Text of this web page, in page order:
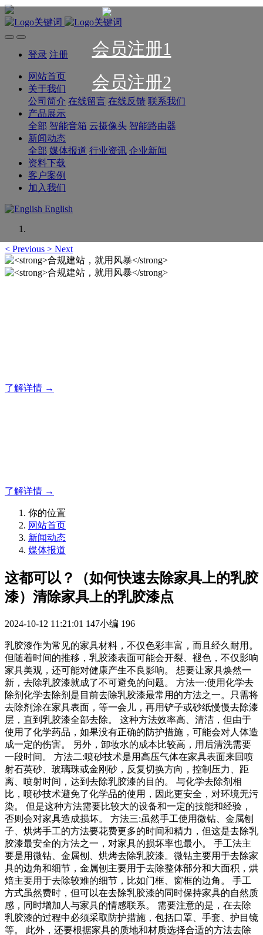
会员注册1
会员注册2
登录 注册
网站首页
关于我们
公司简介 在线留言 在线反馈 联系我们
产品展示
全部 智能音箱 云摄像头 智能路由器
新闻动态
全部 媒体报道 行业资讯 企业新闻
资料下载
客户案例
加入我们
English
< Previous > Next
了解详情 →
了解详情 →
你的位置
网站首页
新闻动态
媒体报道
这都可以？（如何快速去除家具上的乳胶
漆）清除家具上的乳胶漆点
2024-10-12 11:21:01 147小编 196
乳胶漆作为常见的家具材料，不仅色彩丰富，而且经久耐用。
但随着时间的推移，乳胶漆表面可能会开裂、褪色，不仅影响
家具美观，还可能对健康产生不良影响。 想要让家具焕然一
新，去除乳胶漆就成了不可避免的问题。 方法一:使用化学去
除剂化学去除剂是目前去除乳胶漆最常用的方法之一。只需将
去除剂涂在家具表面，等一会儿，再用铲子或砂纸慢慢去除漆
层，直到乳胶漆全部去除。 这种方法效率高、清洁，但由于
使用了化学药品，如果没有正确的防护措施，可能会对人体造
成一定的伤害。 另外，卸妆水的成本比较高，用后清洗需要
一段时间。 方法二:喷砂技术是用高压气体在家具表面来回喷
射石英砂、玻璃珠或金刚砂，反复切换方向，控制压力、距
离、喷射时间，达到去除乳胶漆的目的。 与化学去除剂相
比，喷砂技术避免了化学品的使用，因此更安全，对环境无污
染。 但是这种方法需要比较大的设备和一定的技能和经验，
否则会对家具造成损坏。 方法三:虽然手工使用微钻、金属刨
子、烘烤手工的方法要花费更多的时间和精力，但这是去除乳
胶漆最安全的方法之一，对家具的损坏率也最小。 手工法主
要是用微钻、金属刨、烘烤去除乳胶漆。微钻主要用于去除家
具的边角和细节，金属刨主要用于去除整体部分和大面积，烘
焙主要用于去除较难的细节，比如门框、窗框的边角。 手工
方式虽然费时，但可以在去除乳胶漆的同时保持家具的自然质
感，同时增加人与家具的情感联系。 需要注意的是，在去除
乳胶漆的过程中必须采取防护措施，包括口罩、手套、护目镜
等。 此外，还要根据家具的质地和材质选择合适的方法去除